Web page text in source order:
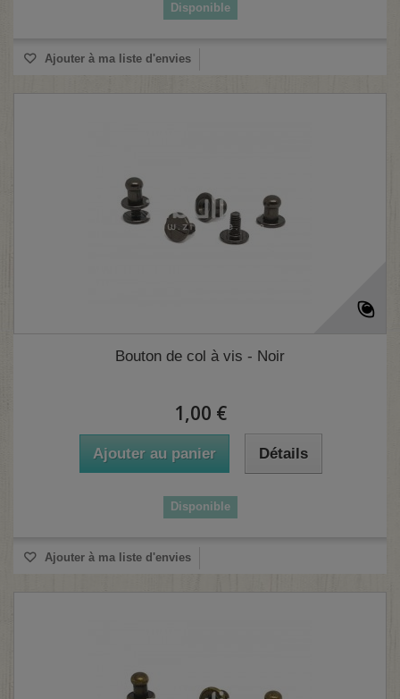
Disponible
Ajouter à ma liste d'envies
Bouton de col à vis - Noir
1,00 €
Ajouter au panier Détails
Disponible
Ajouter à ma liste d'envies